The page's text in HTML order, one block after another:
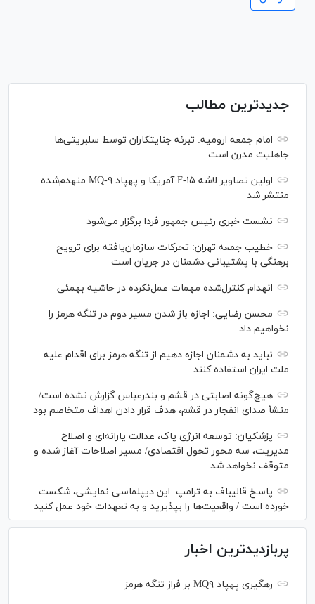
جدیدترین مطالب
امام جمعه ارومیه: تبرئه جنایتکاران توسط سلبریتی‌ها
جاهلیت مدرن است
اولین تصاویر لاشه F-۱۵ آمریکا و پهپاد MQ-۹ منهدم‌شده
منتشر شد
نشست خبری رئیس‌ جمهور فردا برگزار می‌شود
خطیب جمعه تهران: تحرکات سازمان‌یافته برای ترویج
برهنگی با پشتیبانی دشمنان در جریان است
انهدام کنترل‌شده مهمات عمل‌نکرده در حاشیه بهمئی
محسن رضایی: اجازه باز شدن مسیر دوم در تنگه هرمز را
نخواهیم داد
نباید به دشمنان اجازه دهیم از تنگه هرمز برای اقدام علیه
ملت ایران استفاده کنند
هیچ‌گونه اصابتی در قشم و بندرعباس گزارش نشده است/
منشأ صدای انفجار در قشم، هدف قرار دادن اهداف متخاصم بود
پزشکیان: توسعه انرژی پاک، عدالت یارانه‌ای و اصلاح
مدیریت، سه محور تحول اقتصادی/ مسیر اصلاحات آغاز شده و
متوقف نخواهد شد
پاسخ قالیباف به ترامپ: این دیپلماسی نمایشی، شکست
خورده است / واقعیت‌ها را بپذیرید و به تعهدات خود عمل کنید
پربازدیدترین اخبار
رهگیری پهپاد MQ۹ بر فراز تنگه هرمز